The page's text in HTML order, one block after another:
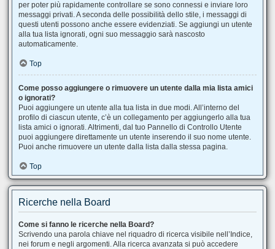
per poter più rapidamente controllare se sono connessi e inviare loro
messaggi privati. A seconda delle possibilità dello stile, i messaggi di
questi utenti possono anche essere evidenziati. Se aggiungi un utente
alla tua lista ignorati, ogni suo messaggio sarà nascosto
automaticamente.
Top
Come posso aggiungere o rimuovere un utente dalla mia lista amici
o ignorati?
Puoi aggiungere un utente alla tua lista in due modi. All’interno del
profilo di ciascun utente, c’è un collegamento per aggiungerlo alla tua
lista amici o ignorati. Altrimenti, dal tuo Pannello di Controllo Utente
puoi aggiungere direttamente un utente inserendo il suo nome utente.
Puoi anche rimuovere un utente dalla lista dalla stessa pagina.
Top
Ricerche nella Board
Come si fanno le ricerche nella Board?
Scrivendo una parola chiave nel riquadro di ricerca visibile nell’Indice,
nei forum e negli argomenti. Alla ricerca avanzata si può accedere